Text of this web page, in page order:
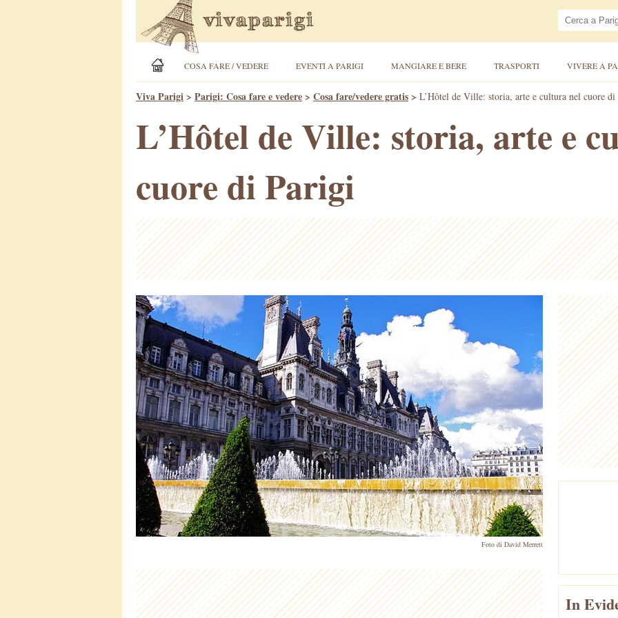
COSA FARE / VEDERE EVENTI A PARIGI MANGIARE E BERE TRASPORTI VIVERE A
Viva Parigi > Parigi: Cosa fare e vedere > Cosa fare/vedere gratis > L’Hôtel de Ville: storia, arte e cultura nel cuore
L’Hôtel de Ville: storia, arte e
cuore di Parigi
Foto di David Merrett
In